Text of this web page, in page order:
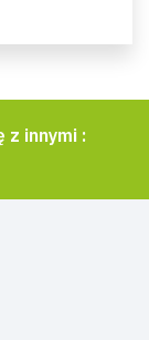
z innymi :